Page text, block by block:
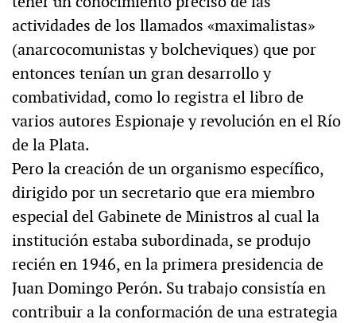
actividades de los llamados «maximalistas»
(anarcocomunistas y bolcheviques) que por
entonces tenían un gran desarrollo y
combatividad, como lo registra el libro de
varios autores Espionaje y revolución en el Río
de la Plata.
Pero la creación de un organismo específico,
dirigido por un secretario que era miembro
especial del Gabinete de Ministros al cual la
institución estaba subordinada, se produjo
recién en 1946, en la primera presidencia de
Juan Domingo Perón. Su trabajo consistía en
contribuir a la conformación de una estrategia